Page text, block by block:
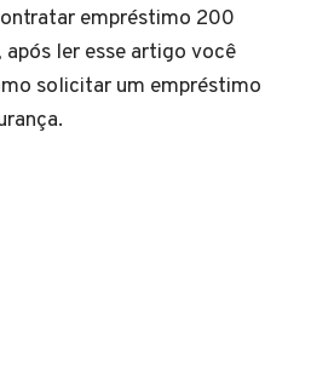
empréstimo 200
ler esse artigo você
solicitar um empréstimo